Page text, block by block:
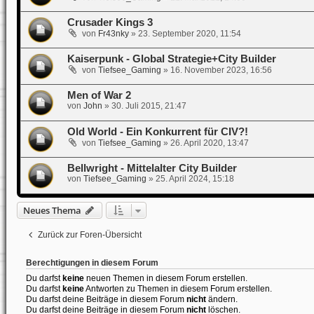
Crusader Kings 3
von Fr43nky» 23. September 2020, 11:54
Kaiserpunk - Global Strategie+City Builder
von Tiefsee_Gaming » 16. November 2023, 16:56
Men of War 2
von John » 30. Juli 2015, 21:47
Old World - Ein Konkurrent für CIV?!
von Tiefsee_Gaming » 26. April 2020, 13:47
Bellwright - Mittelalter City Builder
von Tiefsee_Gaming » 25. April 2024, 15:18
Neues Thema
Zurück zur Foren-Übersicht
Berechtigungen in diesem Forum
Du darfstkeineneuen Themen in diesem Forum erstellen.
Du darfstkeineAntworten zu Themen in diesem Forum erstellen.
Du darfst deine Beiträge in diesem Forum nichtändern.
Du darfst deine Beiträge in diesem Forum nichtlöschen.